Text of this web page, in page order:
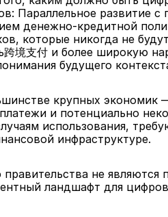
Параллельное развитие с
денежно-кредитной
которые никогда не
境支付 и более широкую
будущего
крупных экономик
и потенциально
использования,
инфраструктуре.
не
ландшафт для